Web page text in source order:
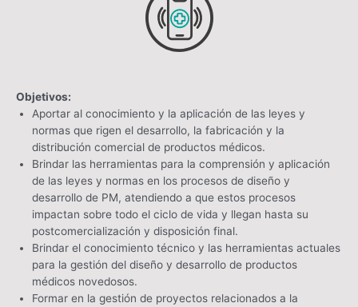
Objetivos:
Aportar al conocimiento y la aplicación de las leyes y
normas que rigen el desarrollo, la fabricación y la
distribución comercial de productos médicos.
Brindar las herramientas para la comprensión y aplicación
de las leyes y normas en los procesos de diseño y
desarrollo de PM, atendiendo a que estos procesos
impactan sobre todo el ciclo de vida y llegan hasta su
postcomercialización y disposición final.
Brindar el conocimiento técnico y las herramientas actuales
para la gestión del diseño y desarrollo de productos
médicos novedosos.
Formar en la gestión de proyectos relacionados a la